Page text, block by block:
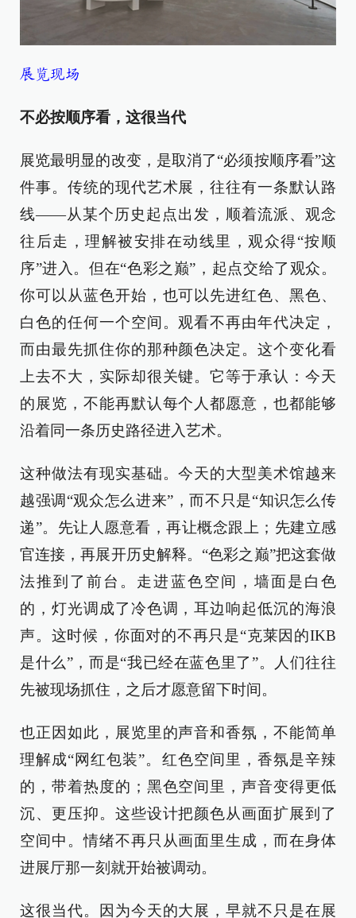
展览现场
不必按顺序看，这很当代
展览最明显的改变，是取消了“必须按顺序看”这
件事。传统的现代艺术展，往往有一条默认路
线——从某个历史起点出发，顺着流派、观念
往后走，理解被安排在动线里，观众得“按顺
序”进入。但在“色彩之巅”，起点交给了观众。
你可以从蓝色开始，也可以先进红色、黑色、
白色的任何一个空间。观看不再由年代决定，
而由最先抓住你的那种颜色决定。这个变化看
上去不大，实际却很关键。它等于承认：今天
的展览，不能再默认每个人都愿意，也都能够
沿着同一条历史路径进入艺术。
这种做法有现实基础。今天的大型美术馆越来
越强调“观众怎么进来”，而不只是“知识怎么传
递”。先让人愿意看，再让概念跟上；先建立感
官连接，再展开历史解释。“色彩之巅”把这套做
法推到了前台。走进蓝色空间，墙面是白色
的，灯光调成了冷色调，耳边响起低沉的海浪
声。这时候，你面对的不再只是“克莱因的IKB
是什么”，而是“我已经在蓝色里了”。人们往往
先被现场抓住，之后才愿意留下时间。
也正因如此，展览里的声音和香氛，不能简单
理解成“网红包装”。红色空间里，香氛是辛辣
的，带着热度的；黑色空间里，声音变得更低
沉、更压抑。这些设计把颜色从画面扩展到了
空间中。情绪不再只从画面里生成，而在身体
进展厅那一刻就开始被调动。
这很当代。因为今天的大展，早就不只是在展